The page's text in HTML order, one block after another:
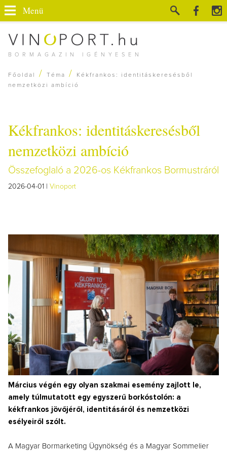
BORMAGAZIN IGÉNYESEN
Menü
Főoldal / Téma /
Kékfrankos: identitáskeresésből
nemzetközi ambíció
Kékfrankos: identitáskeresésből
nemzetközi ambíció
Összefoglaló a 2026-os Kékfrankos Bormustráról
2026-04-01 | Vinoport
Március végén egy olyan szakmai esemény zajlott le,
amely túlmutatott egy egyszerű borkóstolón: a
kékfrankos jövőjéről, identitásáról és nemzetközi
esélyeiről szólt.
A Magyar Bormarketing Ügynökség és a Magyar Sommelier